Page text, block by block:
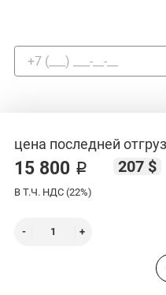
цена последней
15 800 ₽ 207 $
В Т.Ч. НДС (22%)